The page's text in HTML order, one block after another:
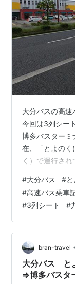
大分バスの高速
今回は3列シー
博多バスターミ
在、「とよのく
く）で運行さ
「プラスシート
金500円）を一
トでの運行便を
多バスターミ
る車両は？ 大
や車内設備は？
#大分バス #
#高速バス乗車
#3列シート #
bran-travel
大分バス と
⇒博多バスタ